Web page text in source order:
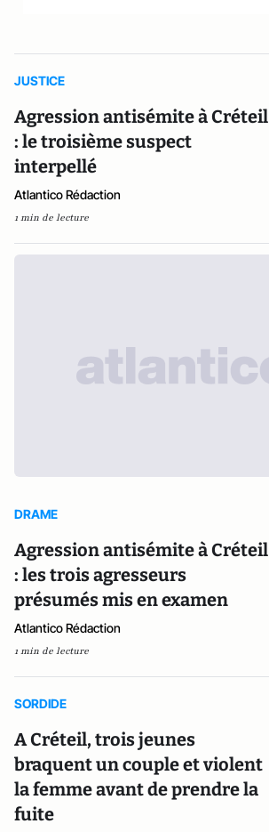
JUSTICE
Agression antisémite à Créteil
: le troisième suspect
interpellé
Atlantico Rédaction
1 min de lecture
DRAME
Agression antisémite à Créteil
: les trois agresseurs
présumés mis en examen
Atlantico Rédaction
1 min de lecture
SORDIDE
A Créteil, trois jeunes
braquent un couple et violent
la femme avant de prendre la
fuite